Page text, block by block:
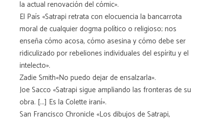
la actual renovación del cómic».
El País «Satrapi retrata con elocuencia la bancarrota
moral de cualquier dogma político o religioso; nos
enseña cómo acosa, cómo asesina y cómo debe ser
ridiculizado por rebeliones individuales del espíritu y el
intelecto».
Zadie Smith«No puedo dejar de ensalzarla».
Joe Sacco «Satrapi sigue ampliando las fronteras de su
obra. [...] Es la Colette iraní».
San Francisco Chronicle «Los dibujos de Satrapi,